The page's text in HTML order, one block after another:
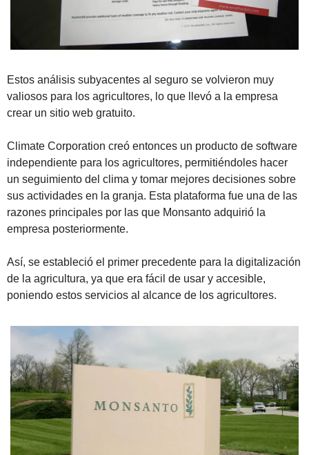
Estos análisis subyacentes al seguro se volvieron muy
valiosos para los agricultores, lo que llevó a la empresa
crear un sitio web gratuito.
Climate Corporation creó entonces un producto de software
independiente para los agricultores, permitiéndoles hacer
un seguimiento del clima y tomar mejores decisiones sobre
sus actividades en la granja. Esta plataforma fue una de las
razones principales por las que Monsanto adquirió la
empresa posteriormente.
Así, se estableció el primer precedente para la digitalización
de la agricultura, ya que era fácil de usar y accesible,
poniendo estos servicios al alcance de los agricultores.